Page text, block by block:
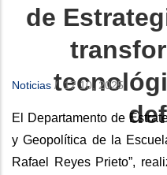
de
Noticias / 17 10, 2025
El Departamento de
y Geopolítica de la
Rafael Reyes Prieto”,